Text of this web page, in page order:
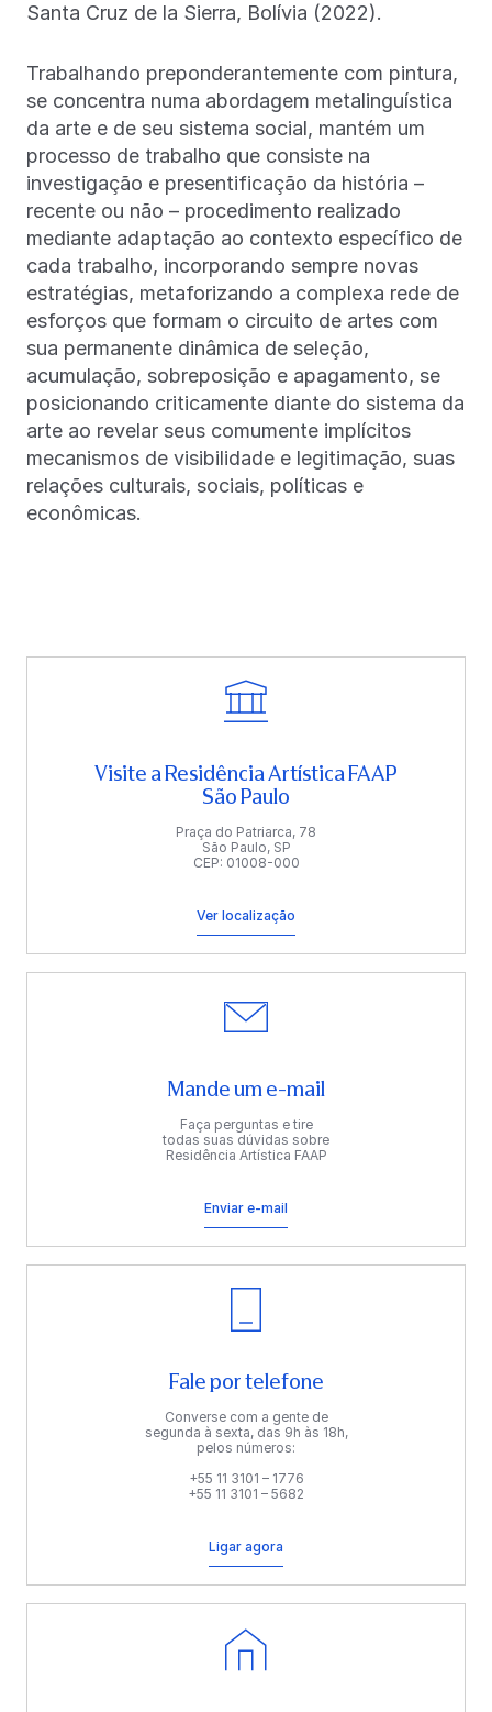
Santa Cruz de la Sierra, Bolívia (2022).
Trabalhando preponderantemente com pintura,
se concentra numa abordagem metalinguística
da arte e de seu sistema social, mantém um
processo de trabalho que consiste na
investigação e presentificação da história –
recente ou não – procedimento realizado
mediante adaptação ao contexto específico de
cada trabalho, incorporando sempre novas
estratégias, metaforizando a complexa rede de
esforços que formam o circuito de artes com
sua permanente dinâmica de seleção,
acumulação, sobreposição e apagamento, se
posicionando criticamente diante do sistema da
arte ao revelar seus comumente implícitos
mecanismos de visibilidade e legitimação, suas
relações culturais, sociais, políticas e
econômicas.
Visite a Residência Artística FAAP
São Paulo
Praça do Patriarca, 78
São Paulo, SP
CEP: 01008-000
Ver localização
Mande um e-mail
Faça perguntas e tire
todas suas dúvidas sobre
Residência Artística FAAP
Enviar e-mail
Fale por telefone
Converse com a gente de
segunda à sexta, das 9h às 18h,
pelos números:
+55 11 3101 – 1776
+55 11 3101 – 5682
Ligar agora